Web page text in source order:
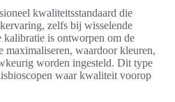
kwaliteitsstandaard die
zelfs bij wisselende
kalibratie is ontworpen om de
maximaliseren, waardoor kleuren,
worden ingesteld. Dit type
waar kwaliteit voorop